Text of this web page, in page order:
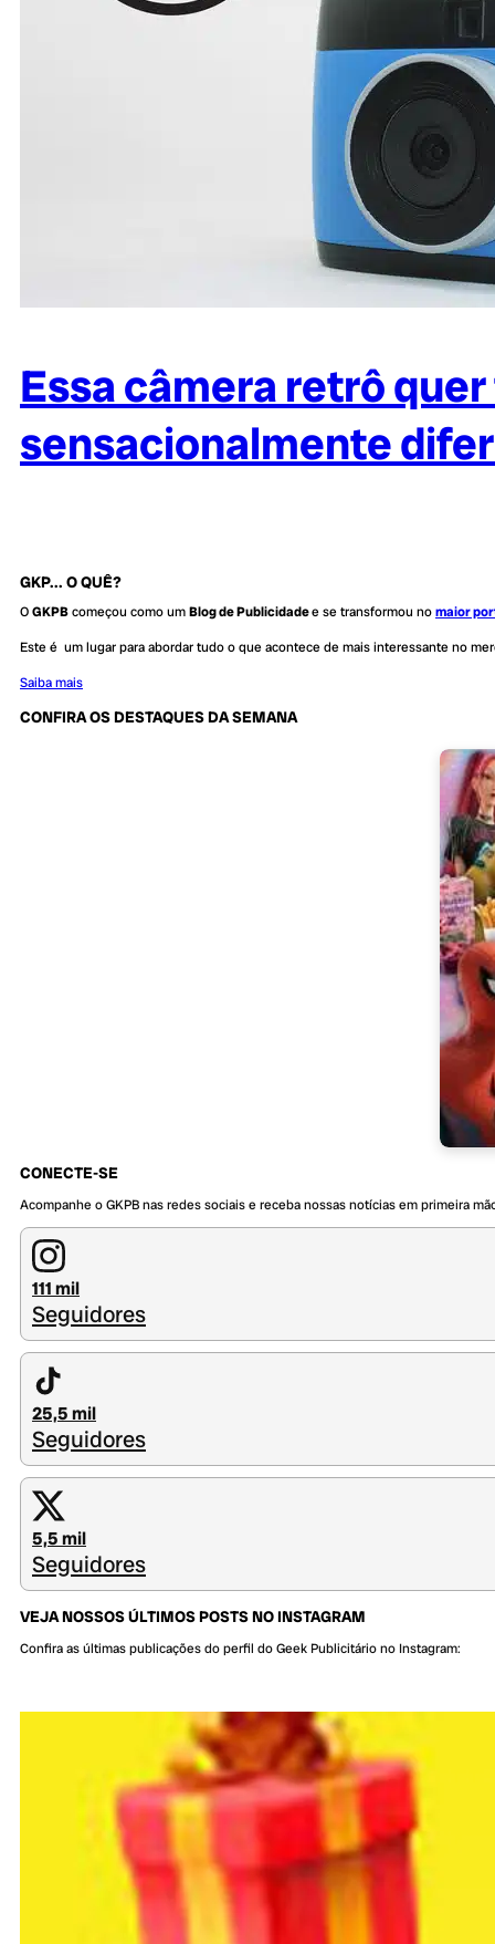
Essa câmera retrô
sensacionalmente
GKP... O QUÊ?
OGKPBcomeçou como umBlog de Publicidadee se transformou nomaior
Este é um lugar para abordar tudo o que acontece de mais interessante no
Saiba mais
CONFIRA OS DESTAQUES DA SEMANA
CONECTE-SE
Acompanhe o GKPB nas redes sociais e receba nossas notícias em primeira
111 mil
Seguidores
25,5 mil
Seguidores
5,5 mil
Seguidores
VEJA NOSSOS ÚLTIMOS POSTS NO INSTAGRAM
Confira as últimas publicações do perfil do Geek Publicitário no Instagram: